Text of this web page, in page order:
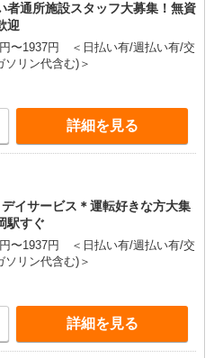
者通所施設スタッフ大募集！無資
迎
〜1937円 ＜日払い有/週払い有/交
ソリン代含む)＞
詳細を見る
イサービス＊運転好きな方大集
駅すぐ
〜1937円 ＜日払い有/週払い有/交
ソリン代含む)＞
詳細を見る